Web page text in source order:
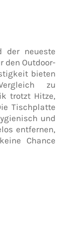
der neueste
den Outdoor-
bieten
zu
trotzt Hitze,
Tischplatte
und
entfernen,
Chance